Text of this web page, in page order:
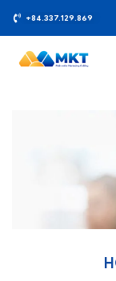
+84.337.129.869